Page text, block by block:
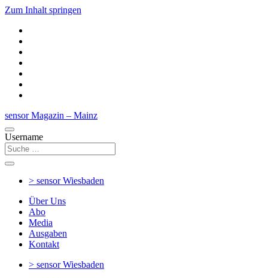
Zum Inhalt springen
sensor Magazin – Mainz
Username
> sensorWiesbaden
Über Uns
Abo
Media
Ausgaben
Kontakt
> sensorWiesbaden